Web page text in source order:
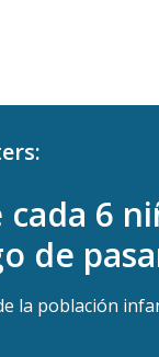
cada 6
de
la población